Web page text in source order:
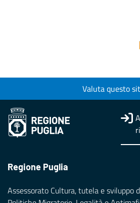
Valuta questo
Regione Puglia
Assessorato Cultura, tutela e sviluppo